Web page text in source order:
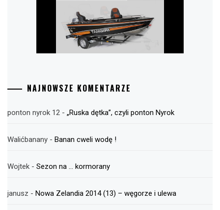
NAJNOWSZE KOMENTARZE
ponton nyrok 12 - „Ruska dętka”, czyli ponton Nyrok
Walićbanany - Banan cweli wodę !
Wojtek - Sezon na … kormorany
janusz - Nowa Zelandia 2014 (13) – węgorze i ulewa